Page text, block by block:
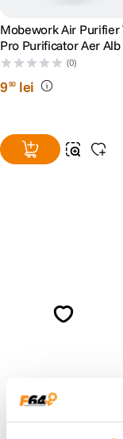
Mobework Air Purifier
Pro Purificator Aer Alb
(0)
990 lei
Consultanta
specializata